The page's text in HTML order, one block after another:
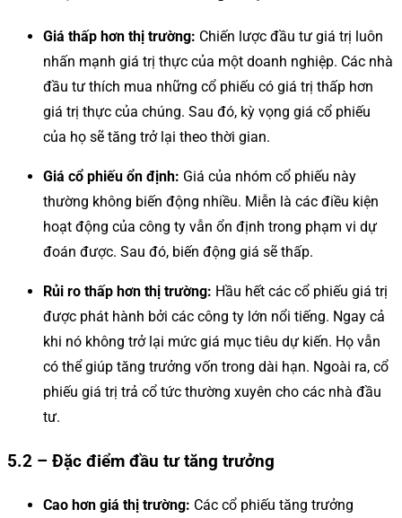
Giá thấp hơn thị trường: Chiến lược đầu tư giá trị luôn
nhấn mạnh giá trị thực của một doanh nghiệp. Các nhà
đầu tư thích mua những cổ phiếu có giá trị thấp hơn
giá trị thực của chúng. Sau đó, kỳ vọng giá cổ phiếu
của họ sẽ tăng trở lại theo thời gian.
Giá cổ phiếu ổn định: Giá của nhóm cổ phiếu này
thường không biến động nhiều. Miễn là các điều kiện
hoạt động của công ty vẫn ổn định trong phạm vi dự
đoán được. Sau đó, biến động giá sẽ thấp.
Rủi ro thấp hơn thị trường: Hầu hết các cổ phiếu giá trị
được phát hành bởi các công ty lớn nổi tiếng. Ngay cả
khi nó không trở lại mức giá mục tiêu dự kiến. Họ vẫn
có thể giúp tăng trưởng vốn trong dài hạn. Ngoài ra, cổ
phiếu giá trị trả cổ tức thường xuyên cho các nhà đầu
tư.
5.2 – Đặc điểm đầu tư tăng trưởng
Cao hơn giá thị trường: Các cổ phiếu tăng trưởng